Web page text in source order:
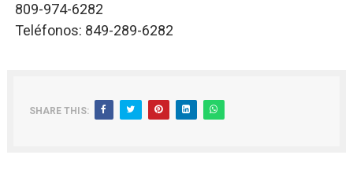
809-974-6282
Teléfonos: 849-289-6282
SHARE THIS: